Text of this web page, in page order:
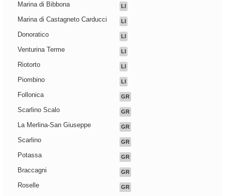
Marina di Bibbona LI
Marina di Castagneto Carducci LI
Donoratico LI
Venturina Terme LI
Riotorto LI
Piombino LI
Follonica GR
Scarlino Scalo GR
La Merlina-San Giuseppe GR
Scarlino GR
Potassa GR
Braccagni GR
Roselle GR